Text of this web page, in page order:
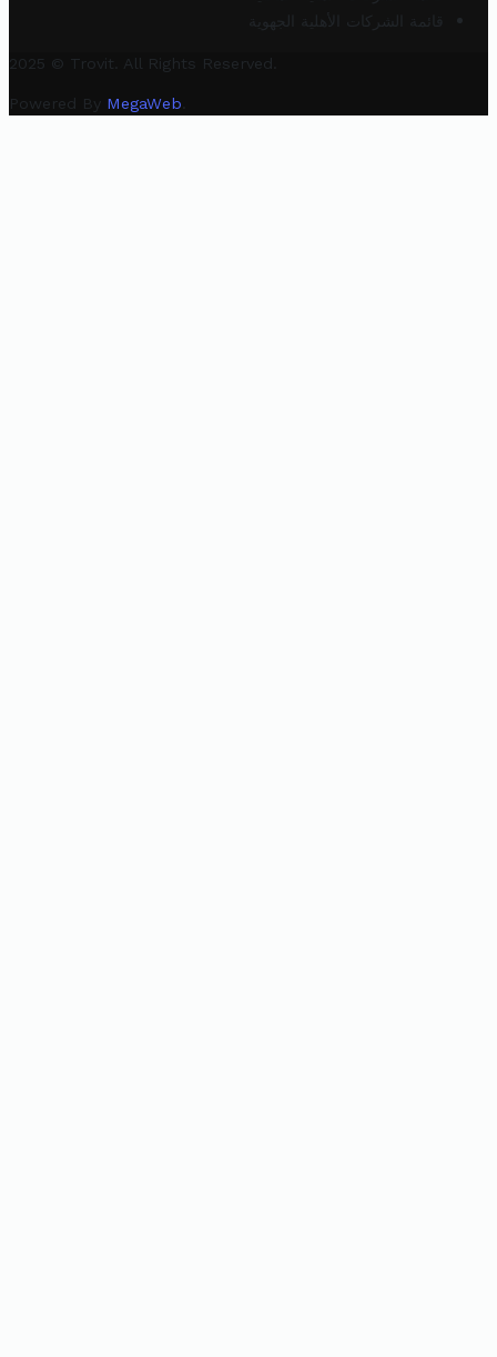
قائمة الشركات الأهلية الجهوية
2025 © Trovit. All Rights Reserved.
Powered By MegaWeb